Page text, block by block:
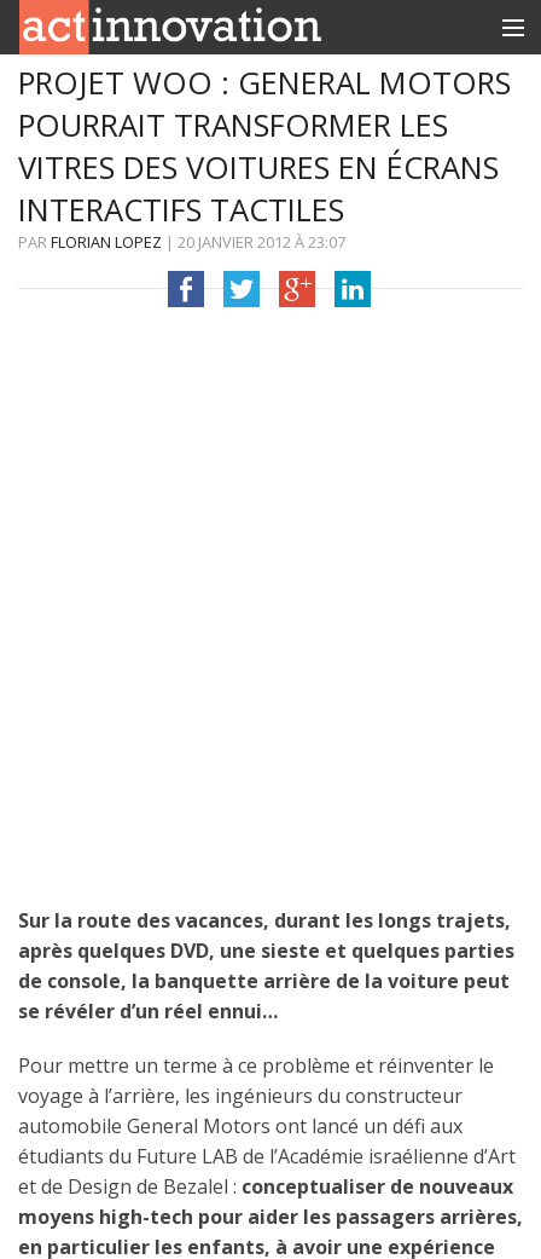
RUBRIQUES
INNOBOX
PROJET WOO : GENERAL MOTORS
POURRAIT TRANSFORMER LES
VITRES DES VOITURES EN ÉCRANS
INTERACTIFS TACTILES
PARFLORIAN LOPEZ | 20 JANVIER 2012À23:07
Sur la route des vacances, durant les longs trajets,
après quelques DVD, une sieste et quelques parties
de console, la banquette arrière de la voiture peut
se révéler d’un réel ennui…
Pour mettre un terme à ce problème et réinventer le
voyage à l’arrière, les ingénieurs du constructeur
automobile General Motors ont lancé un défi aux
étudiants du Future LAB de l’Académie israélienne d’Art
et de Design de Bezalel : conceptualiser de nouveaux
moyens high-tech pour aider les passagers arrières,
en particulier les enfants, à avoir une expérience